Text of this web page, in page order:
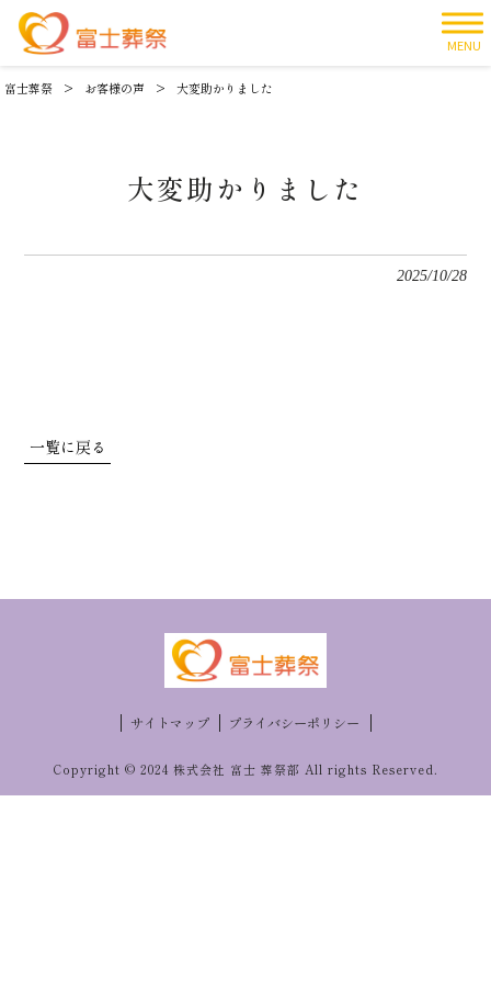
MENU
富士葬祭 > お客様の声 > 大変助かりました
大変助かりました
2025/10/28
一覧に戻る
サイトマップ プライバシーポリシー
Copyright © 2024 株式会社 富士 葬祭部 All rights Reserved.